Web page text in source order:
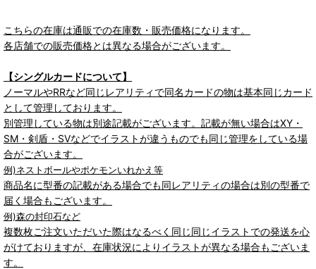
こちらの在庫は通販での在庫数・販売価格になります。
各店舗での販売価格とは異なる場合がございます。
【シングルカードについて】
ノーマルやRRなど同じレアリティで同名カードの物は基本同じカード
として管理しております。
別管理している物は別途記載がございます。記載が無い場合はXY・
SM・剣盾・SVなどでイラストが違うものでも同じ管理をしている場
合がございます。
例)ネストボールやポケモンいれかえ等
商品名に型番の記載がある場合でも同レアリティの場合は別の型番で
届く場合もございます。
例)森の封印石など
複数枚ご注文いただいた際はなるべく同じ同じイラストでの発送を心
がけておりますが、在庫状況によりイラストが異なる場合もございま
す。